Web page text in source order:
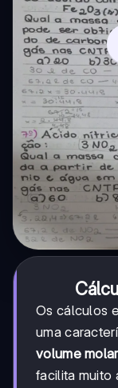
Os cálculos
uma
volume molar
facilita muito